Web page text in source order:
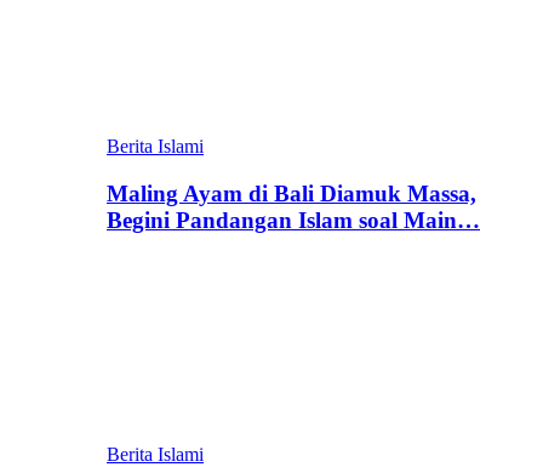
Berita Islami
Maling Ayam di Bali Diamuk Massa,
Begini Pandangan Islam soal Main…
Berita Islami